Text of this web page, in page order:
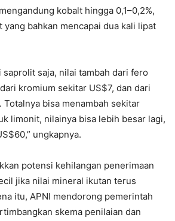
kobalt hingga 0,1–0,2%,
yang bahkan mencapai dua kali lipat
saprolit saja, nilai tambah dari fero
kromium sekitar US$7, dan dari
bisa menambah sekitar
limonit, nilainya bisa lebih besar lagi,
ungkapnya.
potensi kehilangan penerimaan
jika nilai mineral ikutan terus
itu, APNI mendorong pemerintah
skema penilaian dan